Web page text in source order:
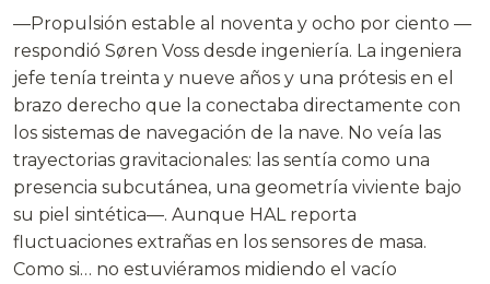
—Propulsión estable al noventa y ocho por ciento —
respondió Søren Voss desde ingeniería. La ingeniera
jefe tenía treinta y nueve años y una prótesis en el
brazo derecho que la conectaba directamente con
los sistemas de navegación de la nave. No veía las
trayectorias gravitacionales: las sentía como una
presencia subcutánea, una geometría viviente bajo
su piel sintética—. Aunque HAL reporta
fluctuaciones extrañas en los sensores de masa.
Como si… no estuviéramos midiendo el vacío